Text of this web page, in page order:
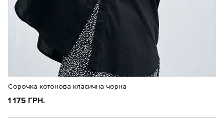
Сорочка котонова класична чорна
1 175 ГРН.